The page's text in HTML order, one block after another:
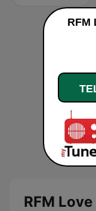
RFM
RFM